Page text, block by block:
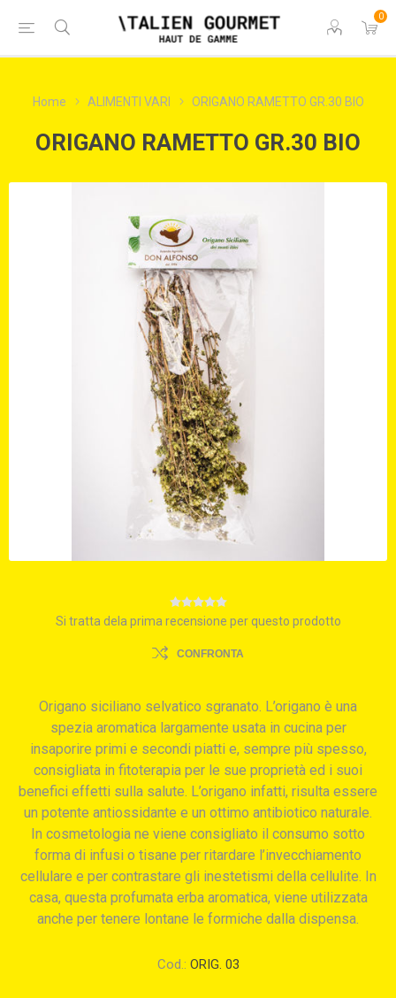
0
Home ALIMENTI VARI ORIGANO RAMETTO GR.30 BIO
ORIGANO RAMETTO GR.30 BIO
Si tratta dela prima recensione per questo prodotto
CONFRONTA
Origano siciliano selvatico sgranato. L’origano è una
spezia aromatica largamente usata in cucina per
insaporire primi e secondi piatti e, sempre più spesso,
consigliata in fitoterapia per le sue proprietà ed i suoi
benefici effetti sulla salute. L’origano infatti, risulta essere
un potente antiossidante e un ottimo antibiotico naturale.
In cosmetologia ne viene consigliato il consumo sotto
forma di infusi o tisane per ritardare l’invecchiamento
cellulare e per contrastare gli inestetismi della cellulite. In
casa, questa profumata erba aromatica, viene utilizzata
anche per tenere lontane le formiche dalla dispensa.
Cod.: ORIG. 03